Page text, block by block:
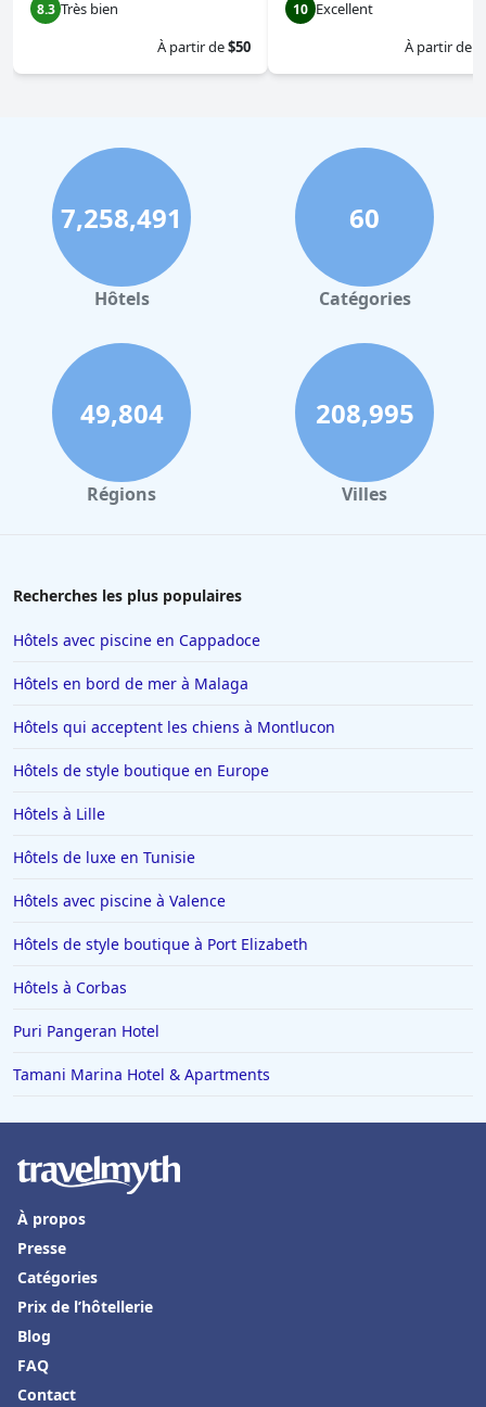
8.3 Très bien
À partir de$50
10 Excellent
À partir de
7,258,491
Hôtels
60
Catégories
49,804
Régions
208,995
Villes
Recherches les plus populaires
Hôtels avec piscine en Cappadoce
Hôtels en bord de mer à Malaga
Hôtels qui acceptent les chiens à Montlucon
Hôtels de style boutique en Europe
Hôtels à Lille
Hôtels de luxe en Tunisie
Hôtels avec piscine à Valence
Hôtels de style boutique à Port Elizabeth
Hôtels à Corbas
Puri Pangeran Hotel
Tamani Marina Hotel & Apartments
À propos
Presse
Catégories
Prix de l’hôtellerie
Blog
FAQ
Contact